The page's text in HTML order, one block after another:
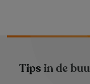
Tips in de